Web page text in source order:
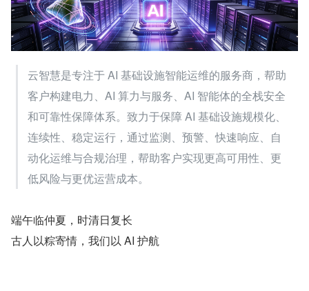
云智慧是专注于 AI 基础设施智能运维的服务商，帮助
客户构建电力、AI 算力与服务、AI 智能体的全栈安全
和可靠性保障体系。致力于保障 AI 基础设施规模化、
连续性、稳定运行，通过监测、预警、快速响应、自
动化运维与合规治理，帮助客户实现更高可用性、更
低风险与更优运营成本。
端午临仲夏，时清日复长
古人以粽寄情，我们以 AI 护航